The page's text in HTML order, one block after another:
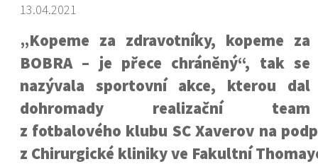
13.04.2021
„Kopeme za zdravotníky, kopeme za
BOBRA – je přece chráněný“, tak se
nazývala sportovní akce, kterou dal
dohromady realizační team
z fotbalového klubu SC Xaverov na
z Chirurgické kliniky ve Fakultní